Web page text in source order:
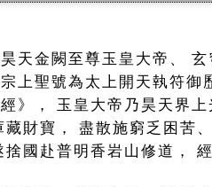
天金闕至尊玉皇大帝、
上聖號為太上開天執符
》， 玉皇大帝乃昊天界
財寶， 盡散施窮乏困苦
國赴普明香岩山修道，